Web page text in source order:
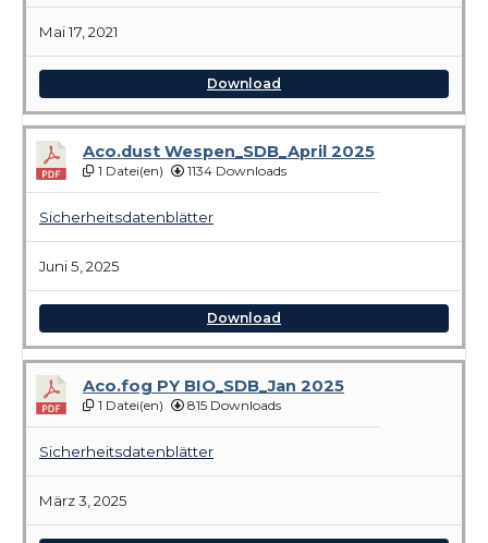
Mai 17, 2021
Download
Aco.dust Wespen_SDB_April 2025
1 Datei(en) 1134 Downloads
Sicherheitsdatenblätter
Juni 5, 2025
Download
Aco.fog PY BIO_SDB_Jan 2025
1 Datei(en) 815 Downloads
Sicherheitsdatenblätter
März 3, 2025